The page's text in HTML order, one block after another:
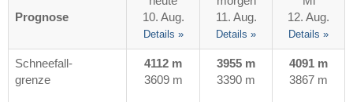
Prognose
10. Aug.
Details »
11. Aug.
Details »
12. Aug.
Details »
Schneefall-
grenze
4112 m
3609 m
3955 m
3390 m
4091 m
3867 m